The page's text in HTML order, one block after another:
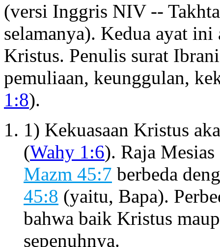
(versi Inggris NIV --
selamanya). Kedua ayat
Kristus. Penulis surat
pemuliaan, keunggulan,
1:8).
1) Kekuasaan Kristus
(Wahy 1:6). Raja
Mazm 45:7 berbeda
45:8 (yaitu, Bapa).
bahwa baik Kristus
sepenuhnya.